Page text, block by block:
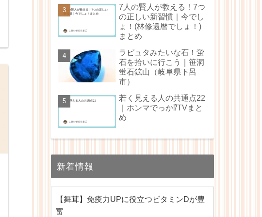
7人の賢人が教える！7つ
の正しい新習慣｜今でし
ょ！(林修還暦でしょ！)
まとめ
ラピュタみたいな石！蛍
石を拾いに行こう｜笹洞
蛍石鉱山（岐阜県下呂
市）
若く見える人の共通点22
｜ホンマでっか⁉TVまと
め
新着情報
【舞茸】免疫力UPに役立つビタミンDが豊
富